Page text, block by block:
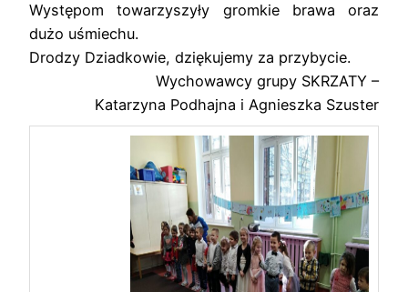
Występom towarzyszyły gromkie brawa oraz
dużo uśmiechu.
Drodzy Dziadkowie, dziękujemy za przybycie.
Wychowawcy grupy SKRZATY –
Katarzyna Podhajna i Agnieszka Szuster